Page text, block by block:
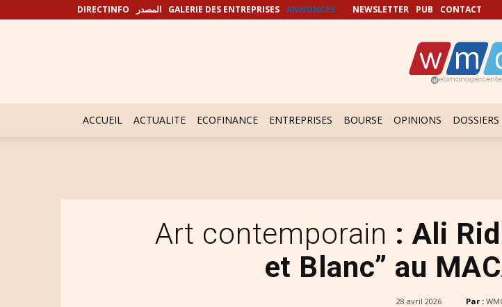
DIRECTINFO المصدر GALERIE DES ENTREPRISES ANNONCES NEWSLETTER PUB CONTACT
ACCUEIL ACTUALITE ECOFINANCE ENTREPRISES BOURSE OPINIONS DOSSIERS
Art contemporain : Ali
et Blanc” au
28 avril 2026 Par :